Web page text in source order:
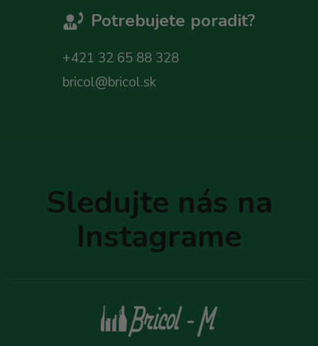
Potrebujete poradit?
+421 32 65 88 328
bricol@bricol.sk
Sledujte nás na
Instagrame